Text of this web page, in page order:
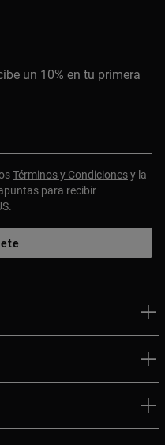
un 10% en tu primera
Términos y Condicionesy la
para recibir